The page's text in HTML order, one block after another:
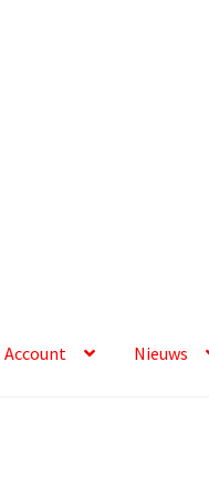
Account Nieuws